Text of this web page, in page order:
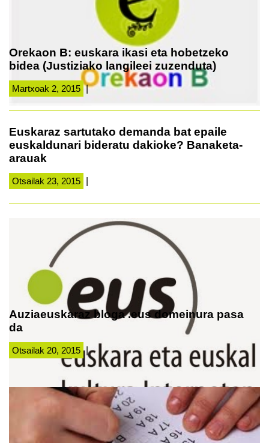
Orekaon B: euskara ikasi eta hobetzeko
bidea (Justiziako langileei zuzenduta)
Martxoak 2, 2015 |
Euskaraz sartutako demanda bat epaile
euskaldunari bideratu dakioke? Banaketa-
arauak
Otsailak 23, 2015
Auziaeuskaraz bloga .eus domeinura pasa
da
Otsailak 20, 2015 |